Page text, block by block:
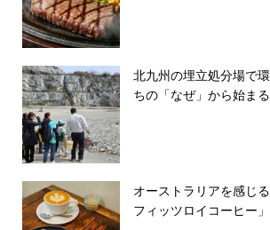
北九州の埋立処分場で
ちの「なぜ」から始ま
オーストラリアを感じ
フィッツロイコーヒー